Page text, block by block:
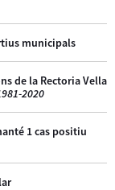
municipals
de la Rectoria Vella
2020
1 cas positiu